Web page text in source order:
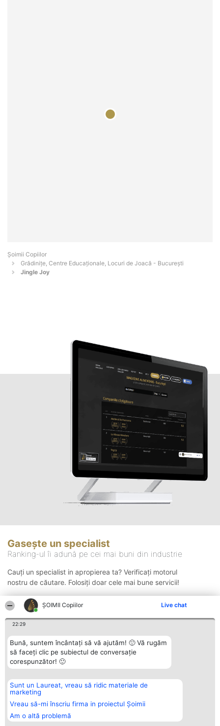
ȘOIMII Copiilor Live chat
22:29
Bună, suntem încântați să vă ajutăm! 🙂 Vă rugăm
să faceți clic pe subiectul de conversație
corespunzător! 🙂
Sunt un Laureat, vreau să ridic materiale de
marketing
Vreau să-mi înscriu firma in proiectul Șoimii
Am o altă problemă
Șoimii Copiilor
Grădinițe, Centre Educaționale, Locuri de Joacă - Bucureşti
Jingle Joy
Gasește un specialist
Ranking-ul îi adună pe cei mai buni din industrie
Cauți un specialist in apropierea ta? Verificați motorul
nostru de căutare. Folosiți doar cele mai bune servicii!
Organizator Ranking
BRIGHT SOLUTIONS BR SRL
Aleea Timisul De Sus 2 Bl. A30
Sc. A Et. 4 Ap. 13 Cod 061952
București
CUI 36737675
Plebiscyt
Lista Tuturor
Laureaților
Statut
Contact